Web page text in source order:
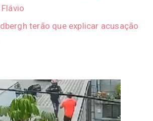
terão que explicar acusação